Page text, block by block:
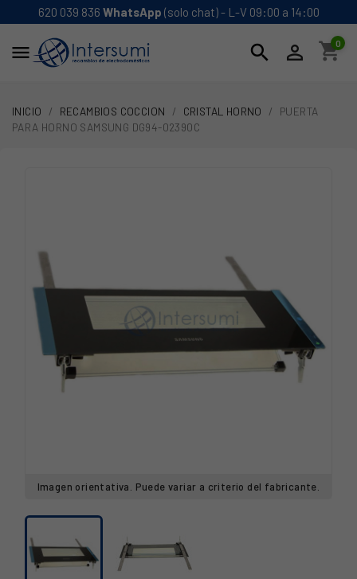
620 039 836 WhatsApp (solo chat) - L-V 09:00 a 14:00
 search  shopping_cart
0
INICIO RECAMBIOS COCCION CRISTAL HORNO
PUERTA
PARA HORNO SAMSUNG DG94-02390C
Imagen orientativa. Puede variar a criterio del fabricante.